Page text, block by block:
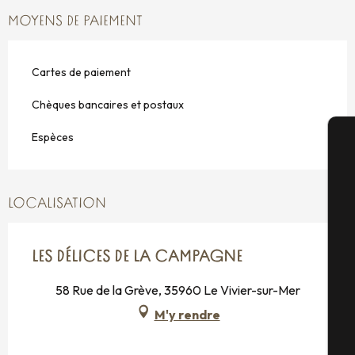
MOYENS DE PAIEMENT
Cartes de paiement
Chèques bancaires et postaux
Espèces
LOCALISATION
LES DÉLICES DE LA CAMPAGNE
58 Rue de la Grève, 35960 Le Vivier-sur-Mer
M'y rendre